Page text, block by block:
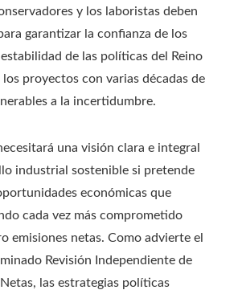
y los laboristas deben
garantizar la confianza de los
de las políticas del Reino
proyectos con varias décadas de
a la incertidumbre.
una visión clara e integral
industrial sostenible si pretende
económicas que
cada vez más comprometido
emisiones netas. Como advierte el
Revisión Independiente de
las estrategias políticas